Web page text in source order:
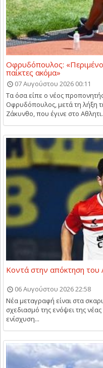
Οφρυδόπουλος:
παίκτες ακόμα»
07 Αυγούστου 2026 00:11
Τα όσα είπε ο νέος
Οφρυδόπουλος, μετά τη λήξη
Ζάκυνθο, που έγινε στο
Κοντά στην απόκτηση του
06 Αυγούστου 2026 22:58
Νέα μεταγραφή είναι στα
σχεδιασμό της ενόψει της
ενίσχυση...